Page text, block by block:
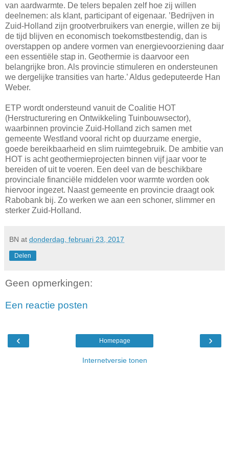
van aardwarmte. De telers bepalen zelf hoe zij willen
deelnemen: als klant, participant of eigenaar. ’Bedrijven in
Zuid-Holland zijn grootverbruikers van energie, willen ze bij
de tijd blijven en economisch toekomstbestendig, dan is
overstappen op andere vormen van energievoorziening daar
een essentiële stap in. Geothermie is daarvoor een
belangrijke bron. Als provincie stimuleren en ondersteunen
we dergelijke transities van harte.’ Aldus gedeputeerde Han
Weber.
ETP wordt ondersteund vanuit de Coalitie HOT
(Herstructurering en Ontwikkeling Tuinbouwsector),
waarbinnen provincie Zuid-Holland zich samen met
gemeente Westland vooral richt op duurzame energie,
goede bereikbaarheid en slim ruimtegebruik. De ambitie van
HOT is acht geothermieprojecten binnen vijf jaar voor te
bereiden of uit te voeren. Een deel van de beschikbare
provinciale financiële middelen voor warmte worden ook
hiervoor ingezet. Naast gemeente en provincie draagt ook
Rabobank bij. Zo werken we aan een schoner, slimmer en
sterker Zuid-Holland.
BN at donderdag, februari 23, 2017
Delen
Geen opmerkingen:
Een reactie posten
‹ ›
Homepage
Internetversie tonen